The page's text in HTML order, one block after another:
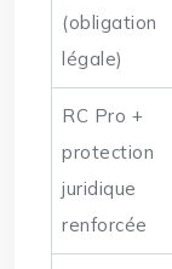
(obligation
légale)
RC Pro +
protection
juridique
renforcée